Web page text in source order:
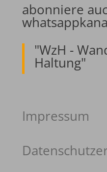
abonniere
"WzH -
Haltung"
Impressum